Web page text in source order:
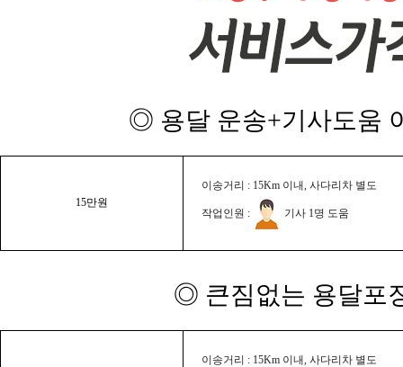
◎ 용달 운송+기사도움
15만원
이송거리 : 15Km 이내, 사다리차 별도
작업인원 : 기사 1명 도움
◎ 큰짐없는 용달포
이송거리 : 15Km 이내, 사다리차 별도